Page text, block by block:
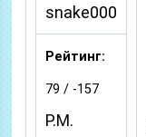
snake000
Рейтинг:
79 / -157
P.M.